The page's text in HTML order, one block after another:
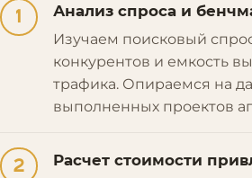
1 Анализ спроса и
Изучаем поисковый
конкурентов и емкость
трафика. Опираемся на
выполненных проектов
2 Расчет стоимости